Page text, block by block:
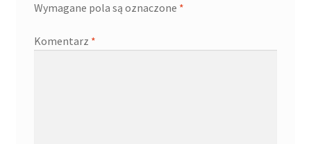
Wymagane pola są oznaczone *
Komentarz *